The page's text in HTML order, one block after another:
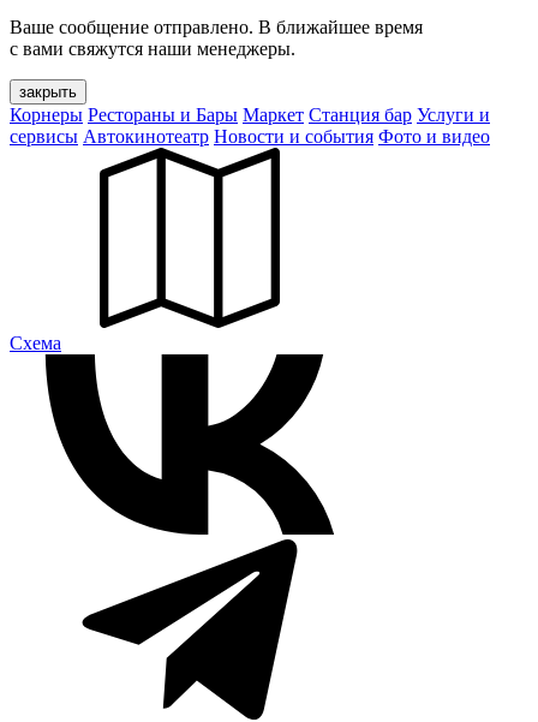
Ваше сообщение отправлено. В ближайшее время
с вами свяжутся наши менеджеры.
закрыть
Корнеры Рестораны и Бары Маркет Станция бар Услуги и
сервисы Автокинотеатр Новости и события Фото и видео
Cхема